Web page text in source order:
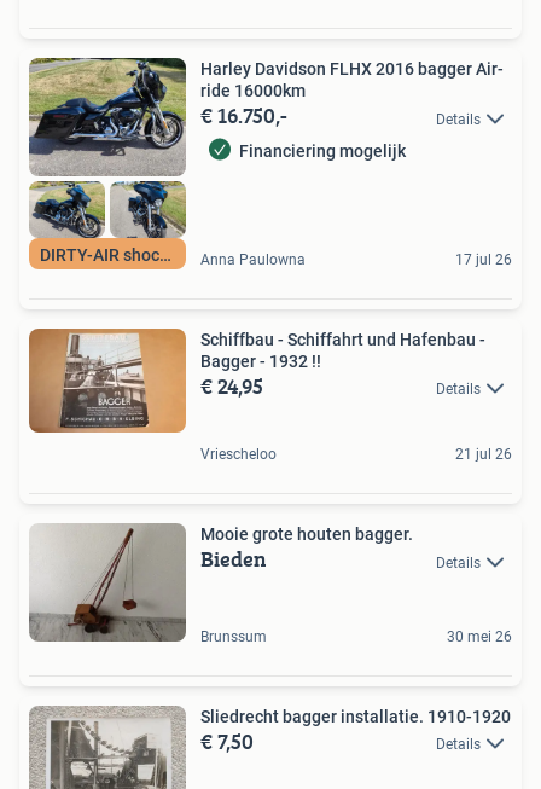
DIRTY-AIR shocks
Harley Davidson FLHX 2016 bagger Air-
ride 16000km
€ 16.750,- Details
Financiering mogelijk
Anna Paulowna 17 jul 26
Schiffbau - Schiffahrt und Hafenbau -
Bagger - 1932 !!
€ 24,95 Details
Vriescheloo 21 jul 26
Mooie grote houten bagger.
Bieden Details
Brunssum 30 mei 26
Sliedrecht bagger installatie. 1910-1920
€ 7,50 Details